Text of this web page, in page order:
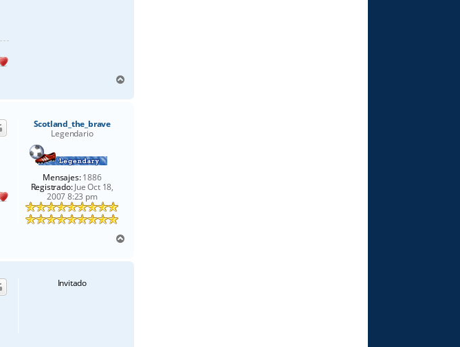
r
Scotland_the_brave
Legendario
Mensajes:1886
Registrado:Jue Oct 18,
2007 8:23 pm
r
Invitado